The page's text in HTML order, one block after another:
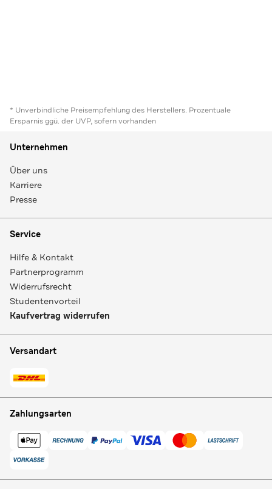
* Unverbindliche Preisempfehlung des Herstellers. Prozentuale
Ersparnis ggü. der UVP, sofern vorhanden
Unternehmen
Über uns
Karriere
Presse
Service
Hilfe & Kontakt
Partnerprogramm
Widerrufsrecht
Studentenvorteil
Kaufvertrag widerrufen
Versandart
Zahlungsarten